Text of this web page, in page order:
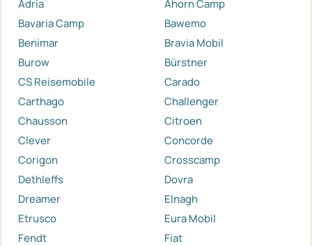
Adria
Ahorn Camp
Bavaria Camp
Bawemo
Benimar
Bravia Mobil
Burow
Bürstner
CS Reisemobile
Carado
Carthago
Challenger
Chausson
Citroen
Clever
Concorde
Corigon
Crosscamp
Dethleffs
Dovra
Dreamer
Elnagh
Etrusco
Eura Mobil
Fendt
Fiat